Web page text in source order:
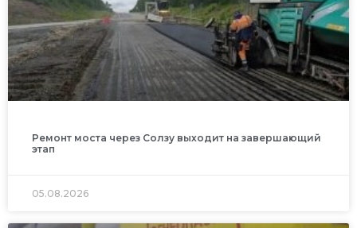
Ремонт моста через Солзу выходит на завершающий
этап
05.08.2026